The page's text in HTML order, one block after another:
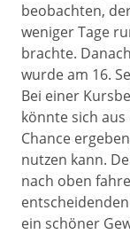
beobachten,
weniger Tage
brachte.
wurde am 16.
Bei einer
könnte sich
Chance
nutzen kann.
nach oben
ein schöner